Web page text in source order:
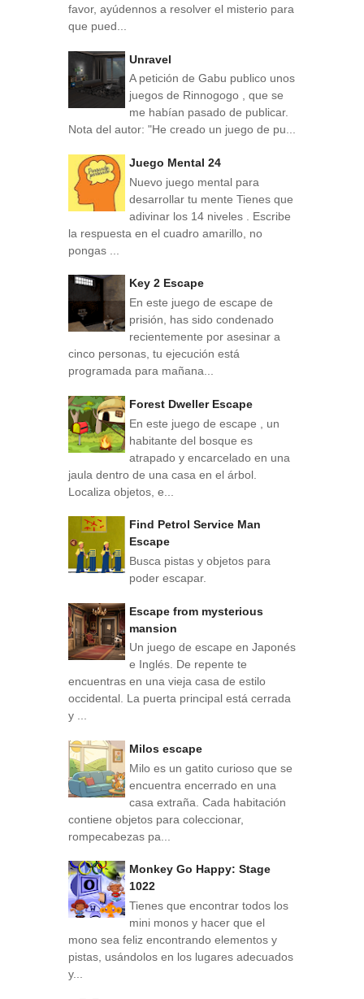
favor, ayúdennos a resolver el misterio para
que pued...
Unravel
A petición de Gabu publico unos
juegos de Rinnogogo , que se
me habían pasado de publicar.
Nota del autor: "He creado un juego de pu...
Juego Mental 24
Nuevo juego mental para
desarrollar tu mente Tienes que
adivinar los 14 niveles . Escribe
la respuesta en el cuadro amarillo, no
pongas ...
Key 2 Escape
En este juego de escape de
prisión, has sido condenado
recientemente por asesinar a
cinco personas, tu ejecución está
programada para mañana...
Forest Dweller Escape
En este juego de escape , un
habitante del bosque es
atrapado y encarcelado en una
jaula dentro de una casa en el árbol.
Localiza objetos, e...
Find Petrol Service Man
Escape
Busca pistas y objetos para
poder escapar.
Escape from mysterious
mansion
Un juego de escape en Japonés
e Inglés. De repente te
encuentras en una vieja casa de estilo
occidental. La puerta principal está cerrada
y ...
Milos escape
Milo es un gatito curioso que se
encuentra encerrado en una
casa extraña. Cada habitación
contiene objetos para coleccionar,
rompecabezas pa...
Monkey Go Happy: Stage
1022
Tienes que encontrar todos los
mini monos y hacer que el
mono sea feliz encontrando elementos y
pistas, usándolos en los lugares adecuados
y...